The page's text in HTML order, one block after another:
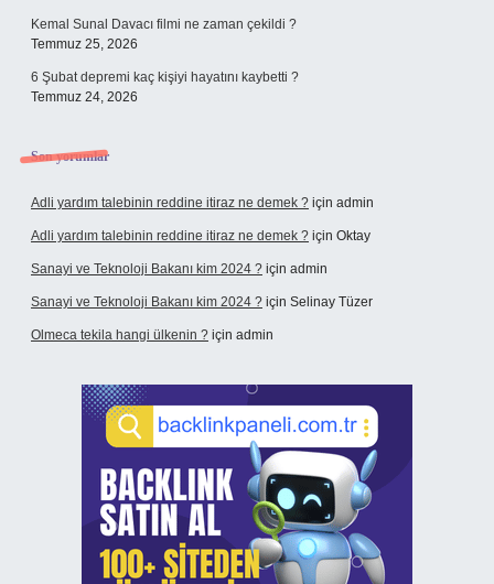
Kemal Sunal Davacı filmi ne zaman çekildi ?
Temmuz 25, 2026
6 Şubat depremi kaç kişiyi hayatını kaybetti ?
Temmuz 24, 2026
Son yorumlar
Adli yardım talebinin reddine itiraz ne demek ? için admin
Adli yardım talebinin reddine itiraz ne demek ? için Oktay
Sanayi ve Teknoloji Bakanı kim 2024 ? için admin
Sanayi ve Teknoloji Bakanı kim 2024 ? için Selinay Tüzer
Olmeca tekila hangi ülkenin ? için admin